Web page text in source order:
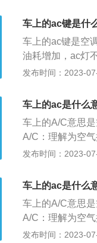
蒸发器内温度，
而后低温低压的
发器周围空气温
风；2、车窗起雾
机开关，暖风是
的循环方式设置
车上的ac键是什
车上的ac键是空
油耗增加，ac灯
降温时，启动汽
无论是手动还是
就能根据光线传
风口、自动调节
空调，出风口的
发布时间：2023-
车上的ac是什么
车上的A/C意思
A/C：理解为空
或制暖，因此有
做法应该是先打
钟之后，再打开
项：夏天车上空
度能够快速降下
走，而冷气向下
发布时间：2023-
车上的ac是什么
车上的A/C意思
A/C：理解为空
或制暖，因此有
发布时间：2023-